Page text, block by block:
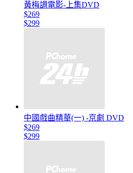
黃梅調電影-上集DVD
$269
$299
中國戲曲精華(一) -京劇 DVD
$269
$299